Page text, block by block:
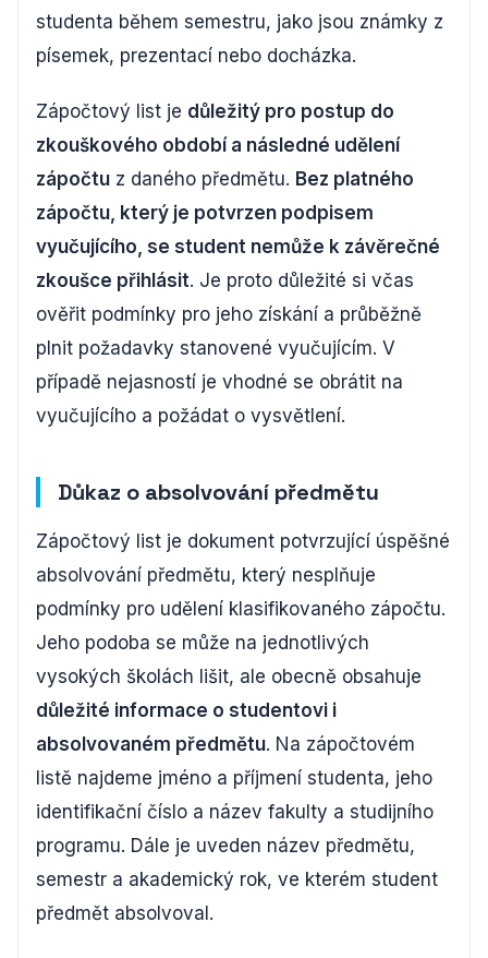
studenta během semestru, jako jsou známky z
písemek, prezentací nebo docházka.
Zápočtový list je důležitý pro postup do
zkouškového období a následné udělení
zápočtu z daného předmětu. Bez platného
zápočtu, který je potvrzen podpisem
vyučujícího, se student nemůže k závěrečné
zkoušce přihlásit. Je proto důležité si včas
ověřit podmínky pro jeho získání a průběžně
plnit požadavky stanovené vyučujícím. V
případě nejasností je vhodné se obrátit na
vyučujícího a požádat o vysvětlení.
Důkaz o absolvování předmětu
Zápočtový list je dokument potvrzující úspěšné
absolvování předmětu, který nesplňuje
podmínky pro udělení klasifikovaného zápočtu.
Jeho podoba se může na jednotlivých
vysokých školách lišit, ale obecně obsahuje
důležité informace o studentovi i
absolvovaném předmětu. Na zápočtovém
listě najdeme jméno a příjmení studenta, jeho
identifikační číslo a název fakulty a studijního
programu. Dále je uveden název předmětu,
semestr a akademický rok, ve kterém student
předmět absolvoval.